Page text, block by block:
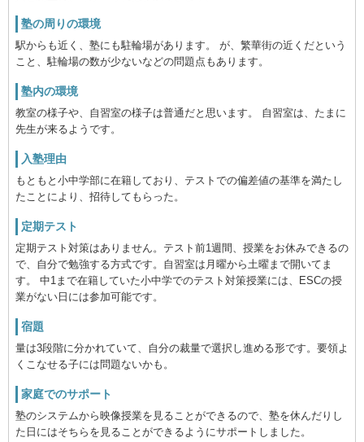
塾の周りの環境
駅からも近く、塾にも駐輪場があります。 が、繁華街の近くだという
こと、駐輪場の数が少ないなどの問題点もあります。
塾内の環境
教室の様子や、自習室の様子は普通だと思います。 自習室は、たまに
先生が来るようです。
入塾理由
もともと小中学部に在籍しており、テストでの偏差値の基準を満たし
たことにより、招待してもらった。
定期テスト
定期テスト対策はありません。テスト前1週間、授業をお休みできるの
で、自分で勉強する方式です。自習室は月曜から土曜まで開いてま
す。 中1まで在籍していた小中学でのテスト対策授業には、ESCの授
業がない日には参加可能です。
宿題
量は3段階に分かれていて、自分の裁量で選択し進める形です。要領よ
くこなせる子には問題ないかも。
家庭でのサポート
塾のシステムから映像授業を見ることができるので、塾を休んだりし
た日にはそちらを見ることができるようにサポートしました。